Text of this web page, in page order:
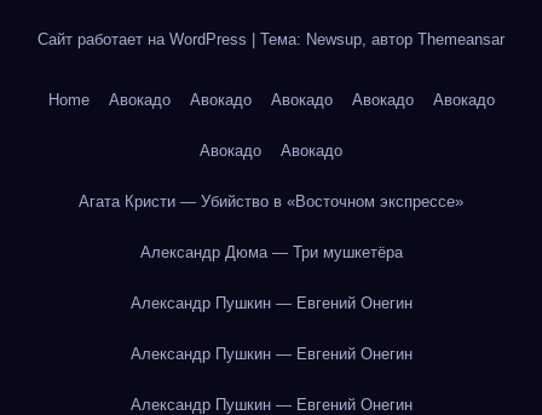
Сайт работает на WordPress Тема: Newsup, автор Themeansar
Home Авокадо Авокадо Авокадо Авокадо Авокадо
Авокадо Авокадо
Агата Кристи — Убийство в «Восточном экспрессе»
Александр Дюма — Три мушкетёра
Александр Пушкин — Евгений Онегин
Александр Пушкин — Евгений Онегин
Александр Пушкин — Евгений Онегин